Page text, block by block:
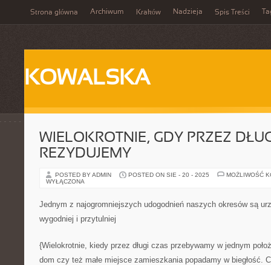
Strona główna Archiwum Kraków Nadzieja Spis Treści
KOWALSKA
WIELOKROTNIE, GDY PRZEZ
REZYDUJEMY
POSTED BY ADMIN POSTED ON SIE - 20 - 2025
MOŻLIWOŚĆ
WYŁĄCZONA
Jednym z najogromniejszych udogodnień naszych okresów są
wygodniej i przytulniej
{Wielokrotnie, kiedy przez długi czas przebywamy w jednym
dom czy też małe miejsce zamieszkania popadamy w biegłość.